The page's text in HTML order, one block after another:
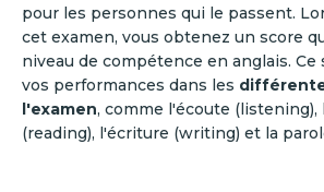
pour les personnes qui le passent.
cet examen, vous obtenez un score
niveau de compétence en anglais. Ce
vos performances dans les
l'examen, comme l'écoute (listening),
(reading), l'écriture (writing) et la